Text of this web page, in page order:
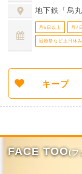
地下鉄「烏
月6日以上 月7
冠婚祭など土日休
キープ
FACE TOO(フ